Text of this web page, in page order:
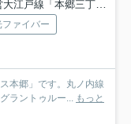
戸線「本郷三丁目」駅 徒歩4分
ファイバー
本郷」です。丸ノ内線
ラントゥルー... もっと